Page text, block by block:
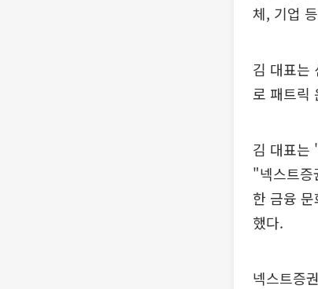
체, 기업
김 대표는
로 패트릭
김 대표는
"넥스트증
한 금융
했다.
넥스트증